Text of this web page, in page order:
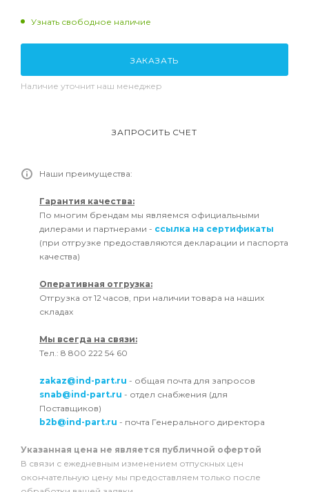
Узнать свободное наличие
ЗАКАЗАТЬ
Наличие уточнит наш менеджер
ЗАПРОСИТЬ СЧЕТ
Наши преимущества:
Гарантия качества:
По многим брендам мы являемся официальными
дилерами и партнерами - ссылка на сертификаты
(при отгрузке предоставляются декларации и паспорта
качества)
Оперативная отгрузка:
Отгрузка от 12 часов, при наличии товара на наших
складах
Мы всегда на связи:
Тел.: 8 800 222 54 60
zakaz@ind-part.ru - общая почта для запросов
snab@ind-part.ru - отдел снабжения (для
Поставщиков)
b2b@ind-part.ru - почта Генерального директора
Указанная цена не является публичной офертой
В связи с ежедневным изменением отпускных цен
окончательную цену мы предоставляем только после